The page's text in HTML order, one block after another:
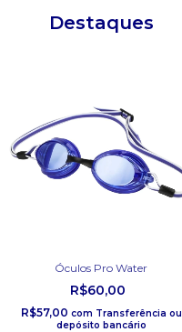
Destaques
Óculos Pro Water
R$60,00
R$57,00 com Transferência ou
depósito bancário